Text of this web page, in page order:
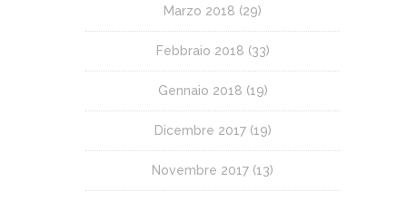
Marzo 2018 (29)
Febbraio 2018 (33)
Gennaio 2018 (19)
Dicembre 2017(19)
Novembre 2017 (13)